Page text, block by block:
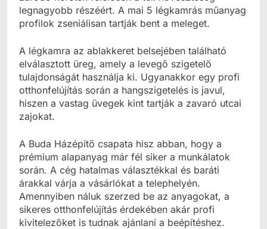
legnagyobb részéért. A mai 5 légkamrás műanyag
profilok zseniálisan tartják bent a meleget.
A légkamra az ablakkeret belsejében található
elválasztott üreg, amely a levegő szigetelő
tulajdonságát használja ki. Ugyanakkor egy profi
otthonfelújítás során a hangszigetelés is javul,
hiszen a vastag üvegek kint tartják a zavaró utcai
zajokat.
A Buda Házépítő csapata hisz abban, hogy a
prémium alapanyag már fél siker a munkálatok
során. A cég hatalmas választékkal és baráti
árakkal várja a vásárlókat a telephelyén.
Amennyiben náluk szerzed be az anyagokat, a
sikeres otthonfelújítás érdekében akár profi
kivitelezőket is tudnak ajánlani a beépítéshez.